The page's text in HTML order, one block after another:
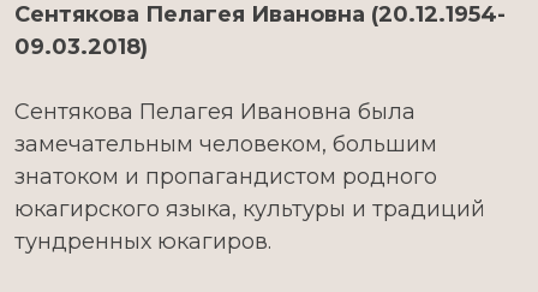
Сентякова Пелагея Ивановна (20.12.1954-
09.03.2018)
Сентякова Пелагея Ивановна была
замечательным человеком, большим
знатоком и пропагандистом родного
юкагирского языка, культуры и традиций
тундренных юкагиров.